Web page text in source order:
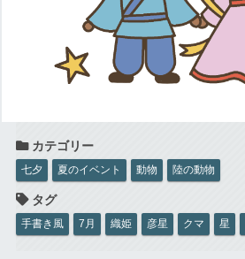
七夕 夏のイベント 動物 陸の動物
手書き風 7月 織姫 彦星 クマ 星